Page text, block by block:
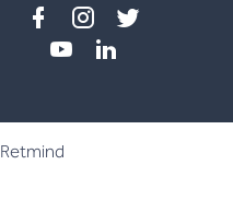
Facebook
instagram
twitter
Retmind